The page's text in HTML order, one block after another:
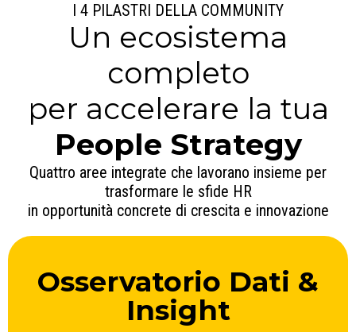
I 4 PILASTRI DELLA COMMUNITY
Un ecosistema
completo
per accelerare la tua
People Strategy
Quattro aree integrate che lavorano insieme per
trasformare le sfide HR
in opportunità concrete di crescita e innovazione
Osservatorio Dati &
Insight